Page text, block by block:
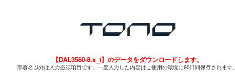
【DAL3560-8.x_t】のデータをダウンロードします。
部署名以外は入力必須項目です。一度入力した内容はご使用の環境に90日間保存されます。